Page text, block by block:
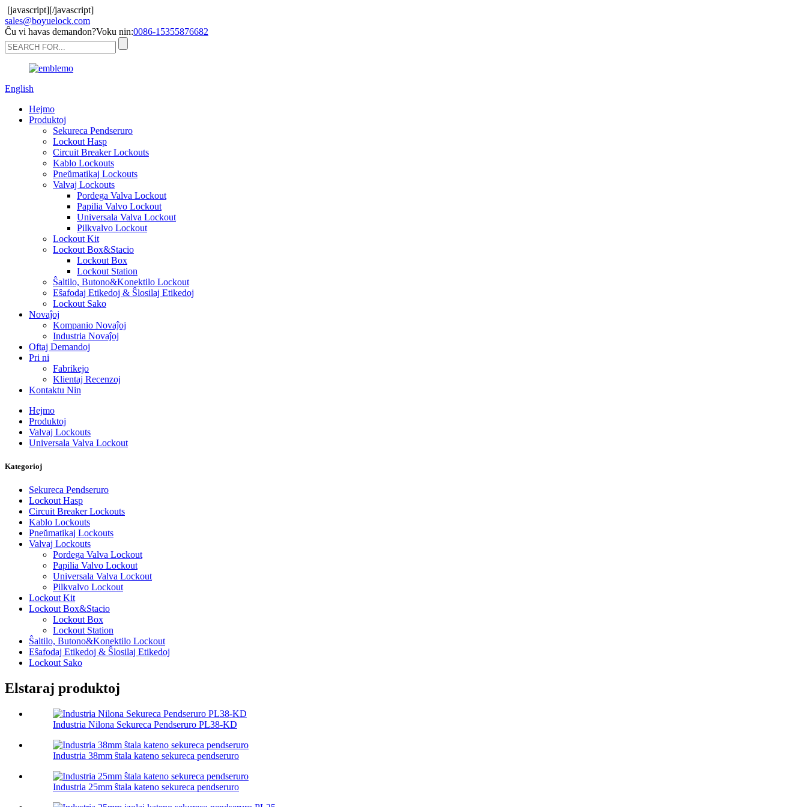
[javascript][/javascript]
sales@boyuelock.com
Ĉu vi havas demandon?Voku nin:0086-15355876682
English
Hejmo
Produktoj
Sekureca Pendseruro
Lockout Hasp
Circuit Breaker Lockouts
Kablo Lockouts
Pneŭmatikaj Lockouts
Valvaj Lockouts
Pordega Valva Lockout
Papilia Valvo Lockout
Universala Valva Lockout
Pilkvalvo Lockout
Lockout Kit
Lockout Box&Stacio
Lockout Box
Lockout Station
Ŝaltilo, Butono&Konektilo Lockout
Eŝafodaj Etikedoj & Ŝlosilaj Etikedoj
Lockout Sako
Novaĵoj
Kompanio Novaĵoj
Industria Novaĵoj
Oftaj Demandoj
Pri ni
Fabrikejo
Klientaj Recenzoj
Kontaktu Nin
Hejmo
Produktoj
Valvaj Lockouts
Universala Valva Lockout
Kategorioj
Sekureca Pendseruro
Lockout Hasp
Circuit Breaker Lockouts
Kablo Lockouts
Pneŭmatikaj Lockouts
Valvaj Lockouts
Pordega Valva Lockout
Papilia Valvo Lockout
Universala Valva Lockout
Pilkvalvo Lockout
Lockout Kit
Lockout Box&Stacio
Lockout Box
Lockout Station
Ŝaltilo, Butono&Konektilo Lockout
Eŝafodaj Etikedoj & Ŝlosilaj Etikedoj
Lockout Sako
Elstaraj produktoj
Industria Nilona Sekureca Pendseruro PL38-KD
Industria 38mm ŝtala kateno sekureca pendseruro
Industria 25mm ŝtala kateno sekureca pendseruro